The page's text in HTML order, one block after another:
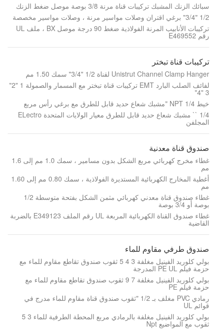
سبائك الزنك المشبك تركيبات قناة مرنة 3/8 بوصة موصل ضغط الزنك
1/2 "3/4" برغي اقتران وصلات مواسير مرنة ، وصلات مواسير مخصصة
تركيبات الأنابيب المرنة الفولاذية ضغط 90 درجة موصل BX ، ملف UL
رقم E469552
تركيبات قناة تبختر
Unistrut Channel Clamp Hanger لقناة 1/2 "3/4" سمك 1.50 مم
لفائف الصلب البارد EMT تركيبات قناة تبختر مع المسمار والصمولة 1 "2"
3 "4"
خيط NPT 1/4 "مشبك شعاع حديد قابل للطرق مع برغي رأس مربع
1/4 `` مشبك شعاع حديد قابل للطرق معيار الولايات المتحدة ELectro
المجلفن
صندوق قناة معدنية
غطاء مخرج كهربائي مربع الشكل بدون مسامير ، سمك 1.0 مم إلى 1.6
مم
أغطية المخارج الكهربائية المستديرة الفولاذية ، سمك 0.80 مم إلى 1.60
مم
غطاء صندوق قناة معدني كهربائي مثمن الشكل بفتحة متوسطة 1/2
بوصة أو 3/4 بوصة
غطاء صندوق القناة الكهربائية المربعة UL رقم الملف E349123 بالضربة
القاضية
صندوق طرفي مقاوم للماء
بولي كلوريد الفينيل مغلفة 3 4 5 ثقوب صندوق تقاطع مقاوم للماء مع
حزمة فيلم PE UL المدرجة
بولي كلوريد الفينيل مغلفة 7 9 ثقوب صندوق تقاطع مقاوم للماء مع
حزمة فيلم PE
رمادي PVC مغلف بـ 1/2 "ثقوب صندوق قناة مقاوم للماء مدرج في
قوائم UL
بولي كلوريد الفينيل مغلفة بالرمادي مربع المحطة الطرفية للماء 3 5
ثقوب مع المواضيع Npt